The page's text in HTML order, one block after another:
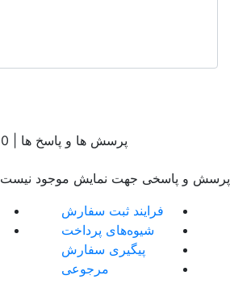
پرسش ها و پاسخ ها | 0
پرسش و پاسخی جهت نمایش موجود نیست
فرایند ثبت سفارش
شیوه‌های پرداخت
پیگیری سفارش
مرجوعی